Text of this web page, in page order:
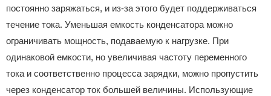
постоянно заряжаться, и из-за этого будет поддерживаться
течение тока. Уменьшая емкость конденсатора можно
ограничивать мощность, подаваемую к нагрузке. При
одинаковой емкости, но увеличивая частоту переменного
тока и соответственно процесса зарядки, можно пропустить
через конденсатор ток большей величины. Использующие